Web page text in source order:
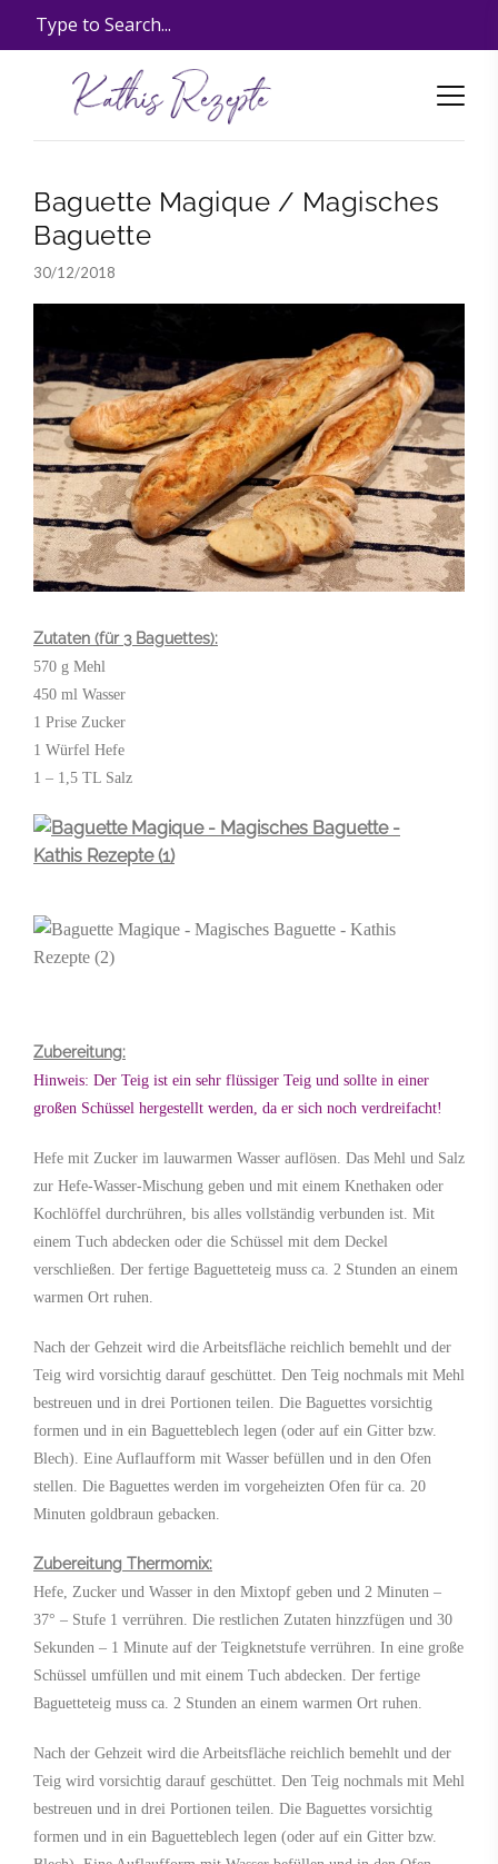
Baguette Magique / Magisches
Baguette
30/12/2018
Zutaten (für 3 Baguettes):
570 g Mehl
450 ml Wasser
1 Prise Zucker
1 Würfel Hefe
1 – 1,5 TL Salz
Zubereitung:
Hinweis: Der Teig ist ein sehr flüssiger Teig und sollte in einer
großen Schüssel hergestellt werden, da er sich noch verdreifacht!
Hefe mit Zucker im lauwarmen Wasser auflösen. Das Mehl und Salz
zur Hefe-Wasser-Mischung geben und mit einem Knethaken oder
Kochlöffel durchrühren, bis alles vollständig verbunden ist. Mit
einem Tuch abdecken oder die Schüssel mit dem Deckel
verschließen. Der fertige Baguetteteig muss ca. 2 Stunden an einem
warmen Ort ruhen.
Nach der Gehzeit wird die Arbeitsfläche reichlich bemehlt und der
Teig wird vorsichtig darauf geschüttet. Den Teig nochmals mit Mehl
bestreuen und in drei Portionen teilen. Die Baguettes vorsichtig
formen und in ein Baguetteblech legen (oder auf ein Gitter bzw.
Blech). Eine Auflaufform mit Wasser befüllen und in den Ofen
stellen. Die Baguettes werden im vorgeheizten Ofen für ca. 20
Minuten goldbraun gebacken.
Zubereitung Thermomix:
Hefe, Zucker und Wasser in den Mixtopf geben und 2 Minuten –
37° – Stufe 1 verrühren. Die restlichen Zutaten hinzzfügen und 30
Sekunden – 1 Minute auf der Teigknetstufe verrühren. In eine große
Schüssel umfüllen und mit einem Tuch abdecken. Der fertige
Baguetteteig muss ca. 2 Stunden an einem warmen Ort ruhen.
Nach der Gehzeit wird die Arbeitsfläche reichlich bemehlt und der
Teig wird vorsichtig darauf geschüttet. Den Teig nochmals mit Mehl
bestreuen und in drei Portionen teilen. Die Baguettes vorsichtig
formen und in ein Baguetteblech legen (oder auf ein Gitter bzw.